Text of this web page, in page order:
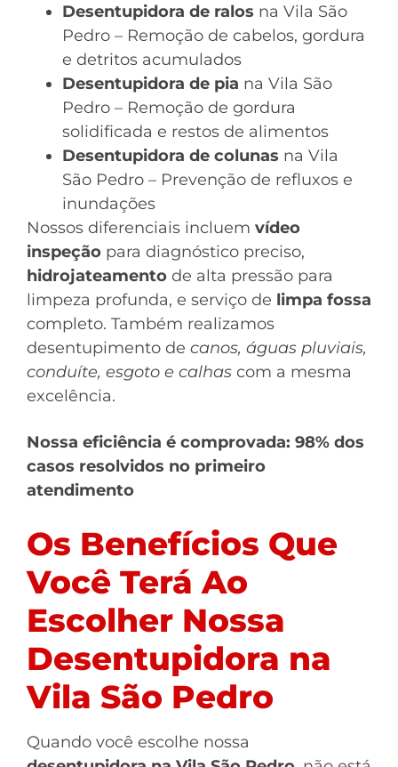
Desentupidora de ralos na Vila São
Pedro – Remoção de cabelos, gordura
e detritos acumulados
Desentupidora de pia na Vila São
Pedro – Remoção de gordura
solidificada e restos de alimentos
Desentupidora de colunas na Vila
São Pedro – Prevenção de refluxos e
inundações
Nossos diferenciais incluem vídeo
inspeção para diagnóstico preciso,
hidrojateamento de alta pressão para
limpeza profunda, e serviço de limpa fossa
completo. Também realizamos
desentupimento de canos, águas pluviais,
conduíte, esgoto e calhas com a mesma
excelência.
Nossa eficiência é comprovada: 98% dos
casos resolvidos no primeiro
atendimento
Os Benefícios Que
Você Terá Ao
Escolher Nossa
Desentupidora na
Vila São Pedro
Quando você escolhe nossa